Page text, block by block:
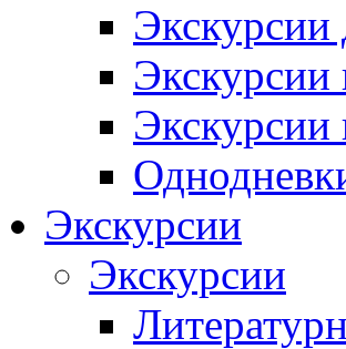
Экскурсии
Экскурсии
Экскурсии
Экскурсии
Экскурсии